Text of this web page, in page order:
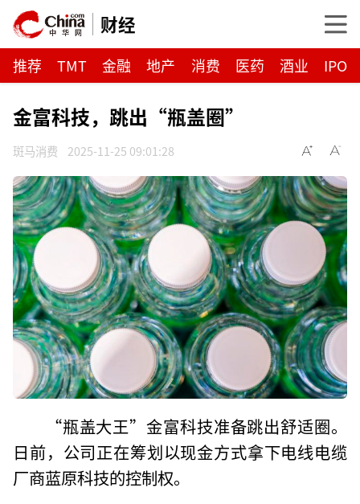
财经
推荐 TMT 金融 地产 消费 医药 酒业 IPO
金富科技，跳出“瓶盖圈”
斑马消费 2025-11-25 09:01:28
“瓶盖大王”金富科技准备跳出舒适圈。
日前，公司正在筹划以现金方式拿下电线电缆
厂商蓝原科技的控制权。